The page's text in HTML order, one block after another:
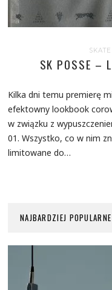
SKATE
SK POSSE –
Kilka dni temu premierę
efektowny lookbook
w związku z
01. Wszystko, co w nim
limitowane do…
NAJBARDZIEJ POPULARNE